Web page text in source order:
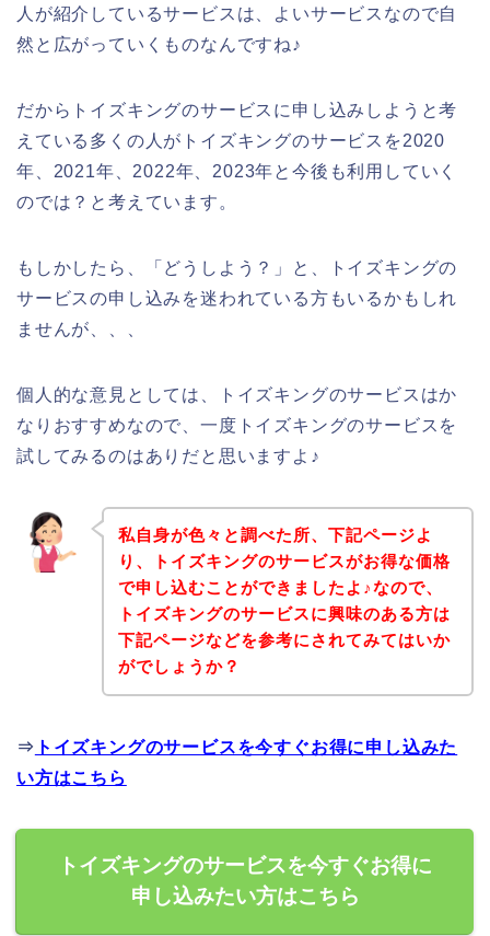
人が紹介しているサービスは、よいサービスなので自
然と広がっていくものなんですね♪
だからトイズキングのサービスに申し込みしようと考
えている多くの人がトイズキングのサービスを2020
年、2021年、2022年、2023年と今後も利用していく
のでは？と考えています。
もしかしたら、「どうしよう？」と、トイズキングの
サービスの申し込みを迷われている方もいるかもしれ
ませんが、、、
個人的な意見としては、トイズキングのサービスはか
なりおすすめなので、一度トイズキングのサービスを
試してみるのはありだと思いますよ♪
私自身が色々と調べた所、下記ページよ
り、トイズキングのサービスがお得な価格
で申し込むことができましたよ♪なので、
トイズキングのサービスに興味のある方は
下記ページなどを参考にされてみてはいか
がでしょうか？
⇒ トイズキングのサービスを今すぐお得に申し込みた
い方はこちら
トイズキングのサービスを今すぐお得に
申し込みたい方はこちら